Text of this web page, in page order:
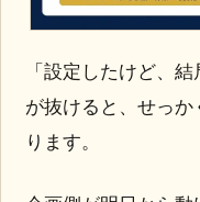
「設定したけど、
が抜けると、せっ
ります。